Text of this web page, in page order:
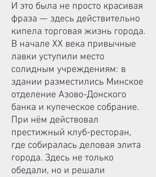
И это была не просто красивая
фраза — здесь действительно
кипела торговая жизнь города.
В начале ХХ века привычные
лавки уступили место
солидным учреждениям: в
здании разместились Минское
отделение Азово-Донского
банка и купеческое собрание.
При нём действовал
престижный клуб-ресторан,
где собиралась деловая элита
города. Здесь не только
обедали, но и решали